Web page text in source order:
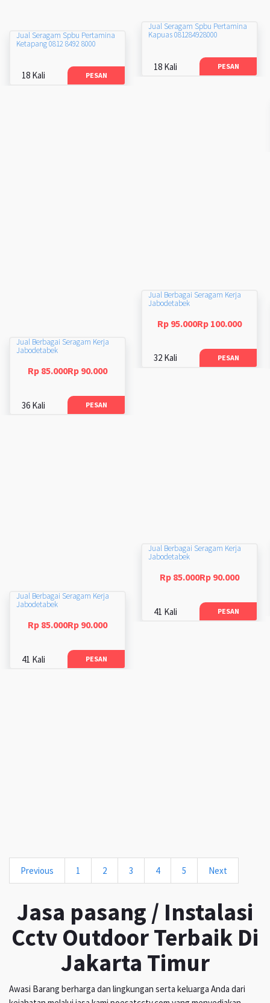
Jual Seragam Spbu Pertamina
Kapuas 081284928000
18 Kali PESAN
Jual Seragam Spbu Pertamina
Ketapang 0812 8492 8000
18 Kali PESAN
Jual Berbagai Seragam Kerja
Jabodetabek
Rp 95.000Rp 100.000
32 Kali PESAN
Jual Berbagai Seragam Kerja
Jabodetabek
Rp 85.000Rp 90.000
36 Kali PESAN
Jual Berbagai Seragam Kerja
Jabodetabek
Rp 85.000Rp 90.000
41 Kali PESAN
Jual Berbagai Seragam Kerja
Jabodetabek
Rp 85.000Rp 90.000
41 Kali PESAN
Previous 1 2 3 4 5 Next
Jasa pasang / Instalasi
Cctv Outdoor Terbaik Di
Jakarta Timur
Awasi Barang berharga dan lingkungan serta keluarga Anda dari